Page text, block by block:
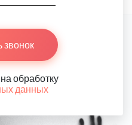
звонок
обработку
данных